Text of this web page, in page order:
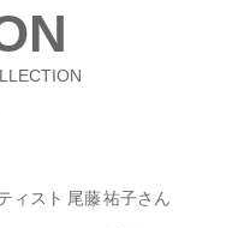
ィスト 尾藤 祐子さん